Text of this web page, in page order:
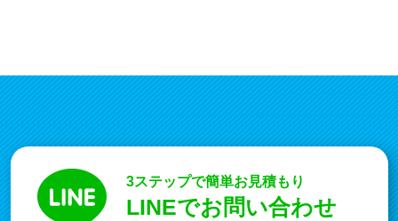
3ステップで簡単お見積もり
LINEでお問い合わせ